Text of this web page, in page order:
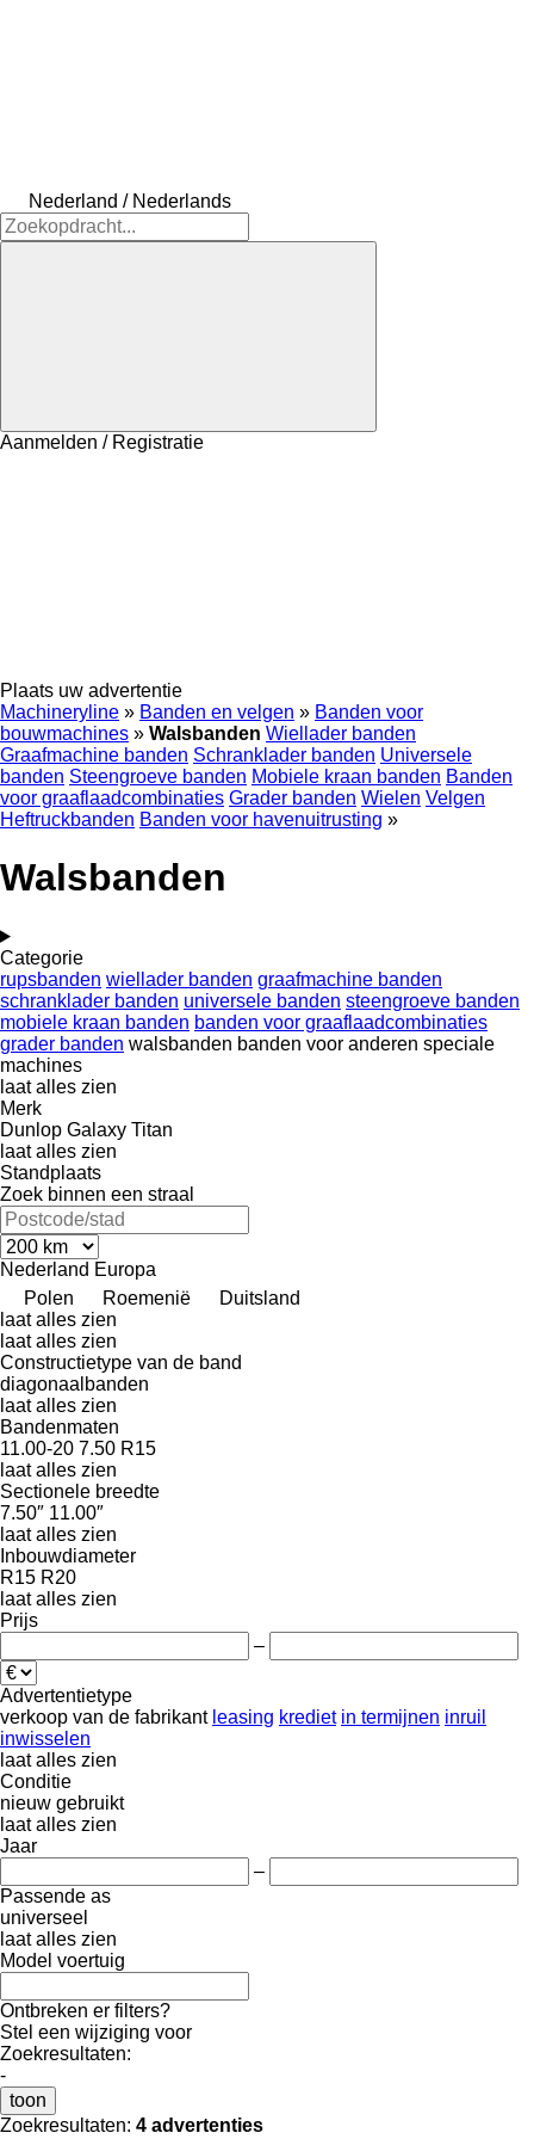
Nederland / Nederlands
Aanmelden / Registratie
Plaats uw advertentie
Machineryline » Banden en velgen » Banden voor
bouwmachines » Walsbanden Wiellader banden
Graafmachine banden Schranklader banden Universele
banden Steengroeve banden Mobiele kraan banden Banden
voor graaflaadcombinaties Grader banden Wielen Velgen
Heftruckbanden Banden voor havenuitrusting »
Walsbanden
Categorie
rupsbanden wiellader banden graafmachine banden
schranklader banden universele banden steengroeve banden
mobiele kraan banden banden voor graaflaadcombinaties
grader banden walsbanden banden voor anderen speciale
machines
laat alles zien
Merk
Dunlop Galaxy Titan
laat alles zien
Standplaats
Zoek binnen een straal
Nederland Europa
Polen
Roemenië
Duitsland
laat alles zien
laat alles zien
Constructietype van de band
diagonaalbanden
laat alles zien
Bandenmaten
11.00-20 7.50 R15
laat alles zien
Sectionele breedte
7.50″ 11.00″
laat alles zien
Inbouwdiameter
R15 R20
laat alles zien
Prijs
–
Advertentietype
verkoop van de fabrikant leasing krediet in termijnen inruil
inwisselen
laat alles zien
Conditie
nieuw gebruikt
laat alles zien
Jaar
–
Passende as
universeel
laat alles zien
Model voertuig
Ontbreken er filters?
Stel een wijziging voor
Zoekresultaten:
-
toon
Zoekresultaten: 4 advertenties